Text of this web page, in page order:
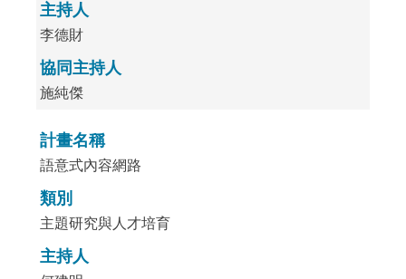
主持人
李德財
協同主持人
施純傑
計畫名稱
語意式內容網路
類別
主題研究與人才培育
主持人